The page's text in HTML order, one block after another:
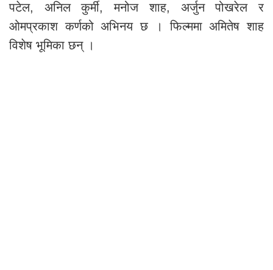
पटेल, अनिल कुर्मी, मनोज शाह, अर्जुन पोखरेल र
ओमप्रकाश कर्णको अभिनय छ । फिल्ममा अमितेष शाह
विशेष भूमिका छन् ।